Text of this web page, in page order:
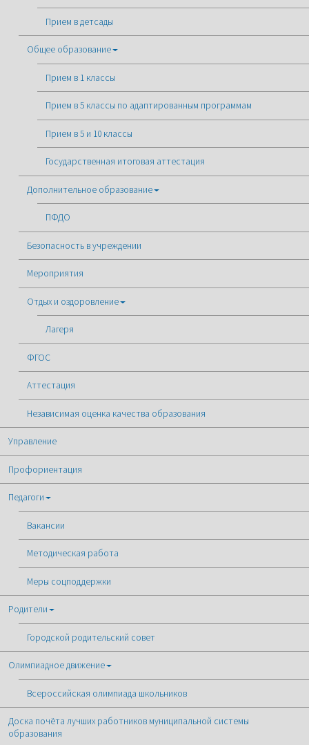
Прием в детсады
Общее образование
Прием в 1 классы
Прием в 5 классы по адаптированным программам
Прием в 5 и 10 классы
Государственная итоговая аттестация
Дополнительное образование
ПФДО
Безопасность в учреждении
Мероприятия
Отдых и оздоровление
Лагеря
ФГОС
Аттестация
Независимая оценка качества образования
Управление
Профориентация
Педагоги
Вакансии
Методическая работа
Меры соцподдержки
Родители
Городской родительский совет
Олимпиадное движение
Всероссийская олимпиада школьников
Доска почёта лучших работников муниципальной системы
образования